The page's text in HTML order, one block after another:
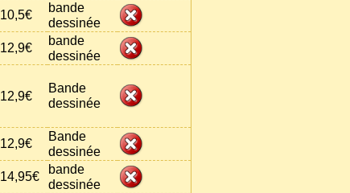
10,5€
bande
dessinée
12,9€
bande
dessinée
12,9€
Bande
dessinée
12,9€
Bande
dessinée
14,95€
bande
dessinée